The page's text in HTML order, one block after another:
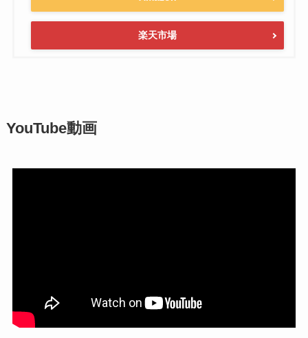
楽天市場
YouTube動画